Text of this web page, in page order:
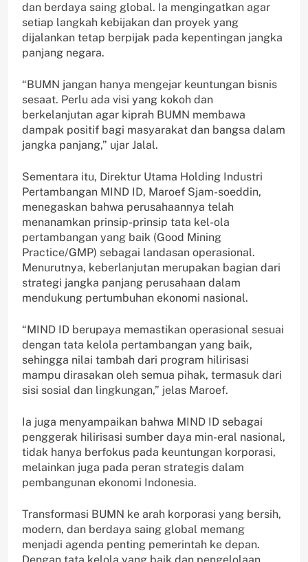
dan berdaya saing global. Ia mengingatkan agar
setiap langkah kebijakan dan proyek yang
dijalankan tetap berpijak pada kepentingan jangka
panjang negara.
“BUMN jangan hanya mengejar keuntungan bisnis
sesaat. Perlu ada visi yang kokoh dan
berkelanjutan agar kiprah BUMN membawa
dampak positif bagi masyarakat dan bangsa dalam
jangka panjang,” ujar Jalal.
Sementara itu, Direktur Utama Holding Industri
Pertambangan MIND ID, Maroef Sjam-soeddin,
menegaskan bahwa perusahaannya telah
menanamkan prinsip-prinsip tata kel-ola
pertambangan yang baik (Good Mining
Practice/GMP) sebagai landasan operasional.
Menurutnya, keberlanjutan merupakan bagian dari
strategi jangka panjang perusahaan dalam
mendukung pertumbuhan ekonomi nasional.
“MIND ID berupaya memastikan operasional sesuai
dengan tata kelola pertambangan yang baik,
sehingga nilai tambah dari program hilirisasi
mampu dirasakan oleh semua pihak, termasuk dari
sisi sosial dan lingkungan,” jelas Maroef.
Ia juga menyampaikan bahwa MIND ID sebagai
penggerak hilirisasi sumber daya min-eral nasional,
tidak hanya berfokus pada keuntungan korporasi,
melainkan juga pada peran strategis dalam
pembangunan ekonomi Indonesia.
Transformasi BUMN ke arah korporasi yang bersih,
modern, dan berdaya saing global memang
menjadi agenda penting pemerintah ke depan.